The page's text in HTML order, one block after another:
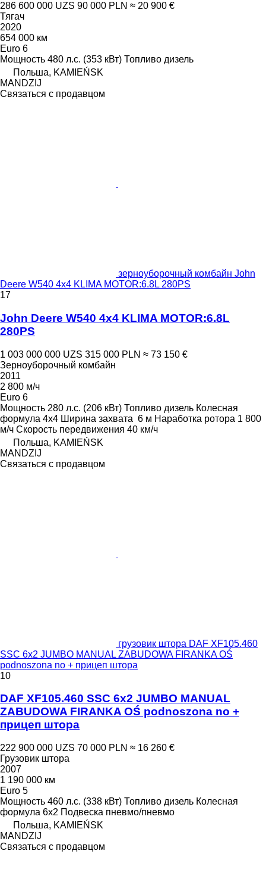
286 600 000 UZS 90 000 PLN ≈ 20 900 €
Тягач
2020
654 000 км
Euro 6
Мощность 480 л.с. (353 кВт) Топливо дизель
Польша, KAMIEŃSK
MANDZIJ
Связаться с продавцом
зерноуборочный комбайн John
Deere W540 4x4 KLIMA MOTOR:6.8L 280PS
17
John Deere W540 4x4 KLIMA MOTOR:6.8L
280PS
1 003 000 000 UZS 315 000 PLN ≈ 73 150 €
Зерноуборочный комбайн
2011
2 800 м/ч
Euro 6
Мощность 280 л.с. (206 кВт) Топливо дизель Колесная
формула 4x4 Ширина захвата 6 м Наработка ротора 1 800
м/ч Скорость передвижения 40 км/ч
Польша, KAMIEŃSK
MANDZIJ
Связаться с продавцом
грузовик штора DAF XF105.460
SSC 6x2 JUMBO MANUAL ZABUDOWA FIRANKA OŚ
podnoszona no + прицеп штора
10
DAF XF105.460 SSC 6x2 JUMBO MANUAL
ZABUDOWA FIRANKA OŚ podnoszona no +
прицеп штора
222 900 000 UZS 70 000 PLN ≈ 16 260 €
Грузовик штора
2007
1 190 000 км
Euro 5
Мощность 460 л.с. (338 кВт) Топливо дизель Колесная
формула 6x2 Подвеска пневмо/пневмо
Польша, KAMIEŃSK
MANDZIJ
Связаться с продавцом